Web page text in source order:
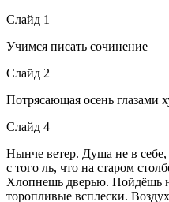
Слайд 1
Учимся писать сочинение
Слайд 2
Потрясающая осень глазами
Слайд 4
Нынче ветер. Душа не в себе,
с того ль, что на старом
Хлопнешь дверью. Пойдёшь
торопливые всплески.